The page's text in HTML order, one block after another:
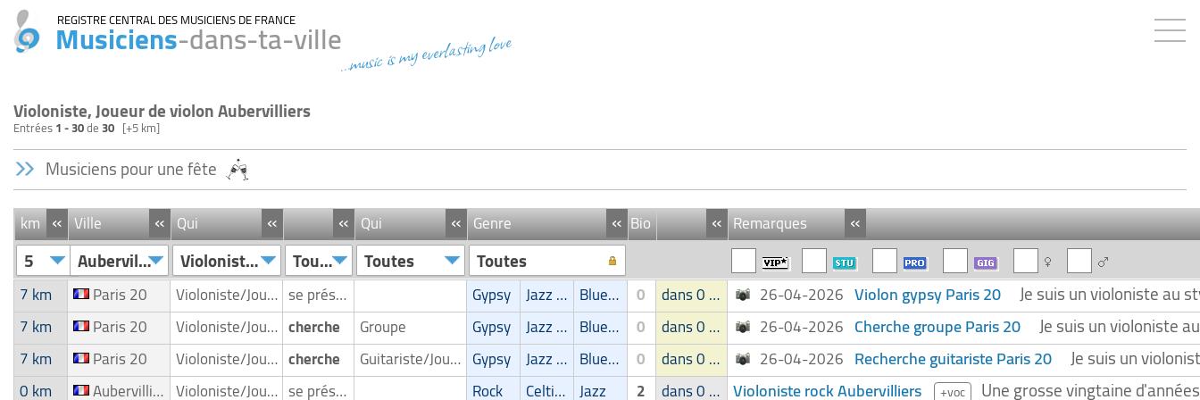
REGISTRE CENTRAL DES MUSICIENS DE FRANCE
Musiciens-dans-ta-ville...music is my everlasting love
Violoniste, Joueur de violon Aubervilliers
Entrées1 - 30de30 [+5 km]
Musiciens pour une fête
km « Ville « Qui « « Qui « Genre « Bio « «
Remarques
5 Aubervilliers Violoniste/Joueur de violon Toutes Toutes Toutes
7 km Paris 20 Violoniste/Joueur de violon se présente Gypsy Jazz Manouche Blues/Swing 0 dans 0 groupe 26-04-2026 Violon gypsy Paris 20 Je suis un violoniste au
7 km Paris 20 Violoniste/Joueur de violon cherche Groupe Gypsy Jazz Manouche Blues/Swing 0 dans 0 groupe 26-04-2026 Cherche groupe Paris 20 Je suis un violoniste
7 km Paris 20 Violoniste/Joueur de violon cherche Guitariste/Joueur de guitare Gypsy Jazz Manouche Blues/Swing 0 dans 0 groupe 26-04-2026 Recherche guitariste Paris 20 Je suis un
0 km Aubervilliers Violoniste/Joueur de violon se présente Rock Celtique Jazz 2 dans 0 groupe Violoniste rock Aubervilliers +voc Une grosse vingtaine